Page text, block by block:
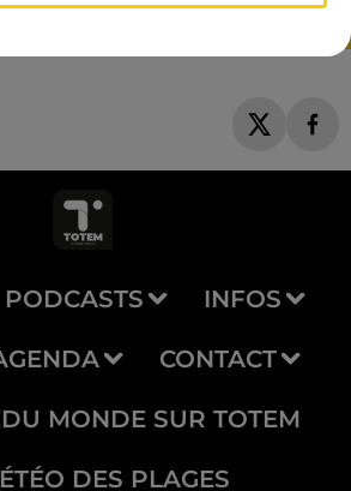
PODCASTS INFOS
CONTACT
MONDE SUR TOTEM
DES PLAGES